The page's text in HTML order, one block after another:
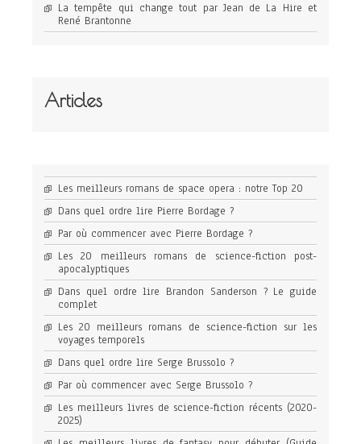
La tempête qui change tout par Jean de La Hire et
René Brantonne
Articles
Les meilleurs romans de space opera : notre Top 20
Dans quel ordre lire Pierre Bordage ?
Par où commencer avec Pierre Bordage ?
Les 20 meilleurs romans de science-fiction post-
apocalyptiques
Dans quel ordre lire Brandon Sanderson ? Le guide
complet
Les 20 meilleurs romans de science-fiction sur les
voyages temporels
Dans quel ordre lire Serge Brussolo ?
Par où commencer avec Serge Brussolo ?
Les meilleurs livres de science-fiction récents (2020-
2025)